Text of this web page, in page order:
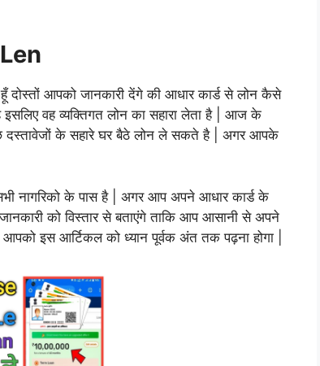
आपको जानकारी देंगे की आधार कार्ड से लोन कैसे
वह व्यक्तिगत लोन का सहारा लेता है | आज के
दस्तावेजों के सहारे घर बैठे लोन ले सकते है | अगर आपके
नागरिको के पास है | अगर आप अपने आधार कार्ड के
को विस्तार से बताएंगे ताकि आप आसानी से अपने
इस आर्टिकल को ध्यान पूर्वक अंत तक पढ़ना होगा |